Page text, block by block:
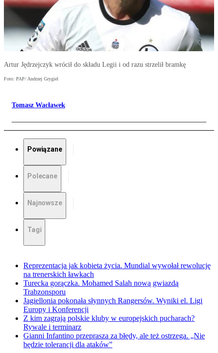
Artur Jędrzejczyk wrócił do składu Legii i od razu strzelił bramkę
Foto: PAP/ Andrzej Grygiel
Tomasz Wacławek
Powiązane
Polecane
Najnowsze
Tagi
Reprezentacja jak kobieta życia. Mundial wywołał rewolucję
na trenerskich ławkach
Turecka gorączka. Mohamed Salah nową gwiazdą
Trabzonsporu
Jagiellonia pokonała słynnych Rangersów. Wyniki el. Ligi
Europy i Konferencji
Z kim zagrają polskie kluby w europejskich pucharach?
Rywale i terminarz
Gianni Infantino przeprasza za błędy, ale też ostrzega. „Nie
będzie tolerancji dla ataków”